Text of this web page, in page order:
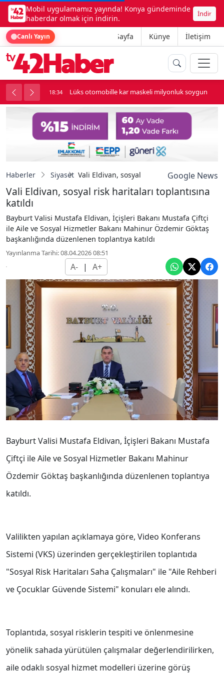
Mobil uygulamamız yayında! Konya gündeminde
haberdar olmak için indirin.
İndir
Canlı Yayın Ana Sayfa Künye İletişim
kavga çıktı 18:34 Lüks otomobille kar maskeli milyonluk soygun
Haberler Siyaset Vali Eldivan, sosyal risk haritalarıGoogle News
Vali Eldivan, sosyal risk haritaları toplantısına
katıldı
Bayburt Valisi Mustafa Eldivan, İçişleri Bakanı Mustafa Çiftçi
ile Aile ve Sosyal Hizmetler Bakanı Mahinur Özdemir Göktaş
başkanlığında düzenlenen toplantıya katıldı
Yayınlanma Tarihi: 08.04.2026 08:51
A- | A+
Bayburt Valisi Mustafa Eldivan, İçişleri Bakanı Mustafa
Çiftçi ile Aile ve Sosyal Hizmetler Bakanı Mahinur
Özdemir Göktaş başkanlığında düzenlenen toplantıya
katıldı.
Valilikten yapılan açıklamaya göre, Video Konferans
Sistemi (VKS) üzerinden gerçekleştirilen toplantıda
"Sosyal Risk Haritaları Saha Çalışmaları" ile "Aile Rehberi
ve Çocuklar Güvende Sistemi" konuları ele alındı.
Toplantıda, sosyal risklerin tespiti ve önlenmesine
yönelik sahada yürütülen çalışmalar değerlendirilirken,
aile odaklı sosyal hizmet modelleri üzerine görüş